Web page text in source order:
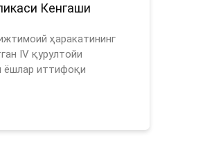
Кенгаши
ҳаракатининг
IV қурултойи
ёшлар иттифоқи